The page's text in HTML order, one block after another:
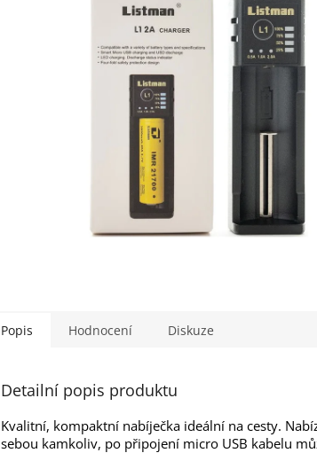
Popis Hodnocení Diskuze
Detailní popis produktu
Kvalitní, kompaktní nabíječka ideální na cesty.
sebou kamkoliv, po připojení micro USB kabelu